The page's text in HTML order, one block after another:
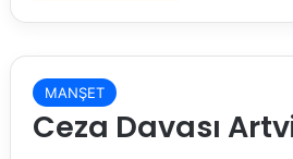
MANŞET
Ceza Davası